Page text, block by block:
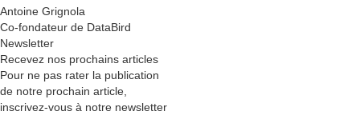
Antoine Grignola
Co-fondateur de DataBird
Newsletter
Recevez nos prochains articles
Pour ne pas rater la publication
de notre prochain article,
inscrivez-vous à notre newsletter